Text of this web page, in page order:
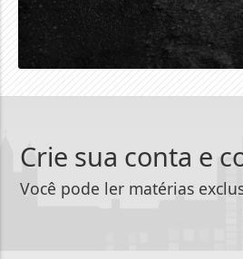
Crie sua conta e
Você pode ler matérias